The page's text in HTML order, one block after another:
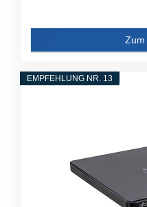
Zum
EMPFEHLUNG NR. 13